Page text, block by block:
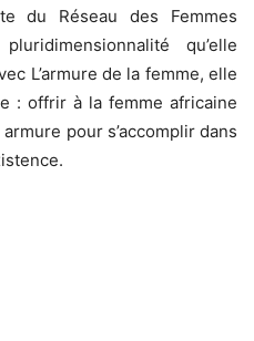
du Réseau des Femmes
qu’elle
L’armure de la femme, elle
: offrir à la femme africaine
pour s’accomplir dans